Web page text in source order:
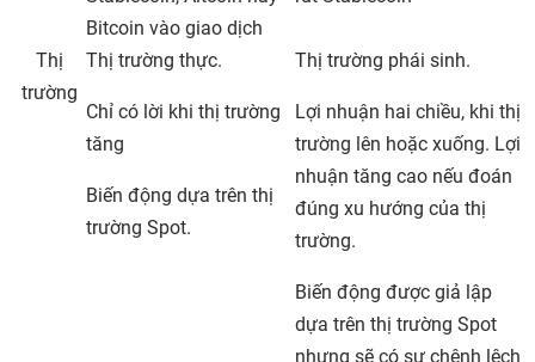
Bitcoin vào giao dịch
Thị
trường
Thị trường thực.
Chỉ có lời khi thị trường
tăng
Biến động dựa trên thị
trường Spot.
Thị trường phái sinh.
Lợi nhuận hai chiều, khi thị
trường lên hoặc xuống. Lợi
nhuận tăng cao nếu đoán
đúng xu hướng của thị
trường.
Biến động được giả lập
dựa trên thị trường Spot
nhưng sẽ có sự chênh lệch